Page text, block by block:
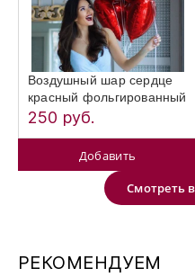
Воздушный шар сердце
красный фольгированный
250 руб.
Добавить
Смотреть
РЕКОМЕНДУЕМ